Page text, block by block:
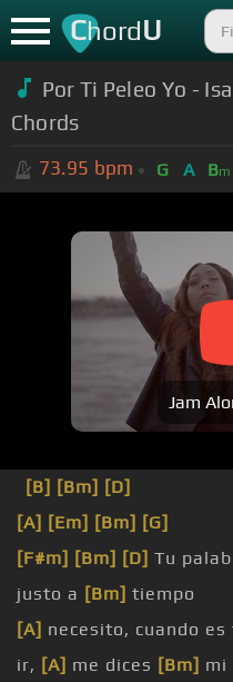
ChordU
Por Ti Peleo Yo -
Chords
73.95 bpm G A Bm
Jam
[B] [Bm] [D]
[A] [Em] [Bm] [G]
[F#m] [Bm] [D] Tu
justo a [Bm] tiempo
[A] necesito, cuando
ir, [A] me dices [Bm] mi